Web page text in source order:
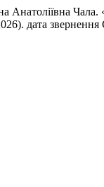
Олена
дата